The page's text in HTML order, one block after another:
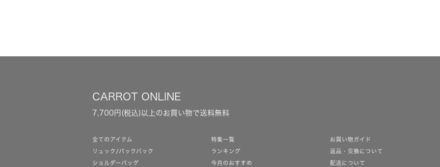
CARROT ONLINE
7,700円(税込)以上のお買い物で送料無料
全てのアイテム
リュック/バックパック
ショルダーバッグ
特集一覧
ランキング
今月のおすすめ
お買い物ガイド
返品・交換について
配送について